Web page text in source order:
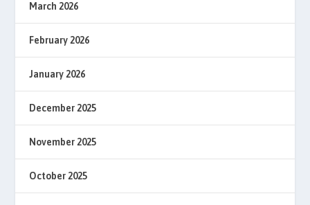
March 2026
February 2026
January 2026
December 2025
November 2025
October 2025